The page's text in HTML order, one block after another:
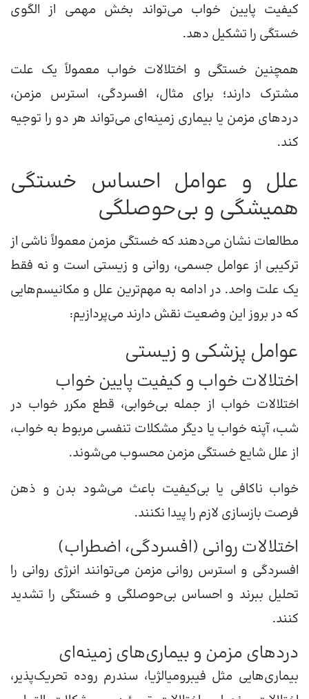
کیفیت پایین خواب می‌تواند بخش مهمی از الگوی
خستگی را تشکیل دهد.
همچنین خستگی و اختلالات خواب معمولاً یک علت
مشترک دارند؛ برای مثال، افسردگی، استرس مزمن،
دردهای مزمن یا بیماری زمینه‌ای می‌تواند هر دو را توجیه
کند.
علل و عوامل احساس خستگی
همیشگی و بی‌حوصلگی
مطالعات نشان می‌دهند که خستگی مزمن معمولاً ناشی از
ترکیبی از عوامل جسمی، روانی و زیستی است و نه فقط
یک علت واحد. در ادامه به مهم‌ترین علل و مکانیسم‌هایی
که در بروز این وضعیت نقش دارند می‌پردازیم:
عوامل پزشکی و زیستی
اختلالات خواب و کیفیت پایین خواب
اختلالات خواب از جمله بی‌خوابی، قطع مکرر خواب در
شب، آپنه خواب یا دیگر مشکلات تنفسی مربوط به خواب،
از علل شایع خستگی مزمن محسوب می‌شوند.
خواب ناکافی یا بی‌کیفیت باعث می‌شود بدن و ذهن
فرصت بازسازی لازم را پیدا نکنند.
اختلالات روانی (افسردگی، اضطراب)
افسردگی و استرس روانی مزمن می‌توانند انرژی روانی را
تحلیل ببرند و احساس بی‌حوصلگی و خستگی را تشدید
کنند.
دردهای مزمن و بیماری‌های زمینه‌ای
بیماری‌هایی مثل فیبرومیالژیا، سندرم روده تحریک‌پذیر،